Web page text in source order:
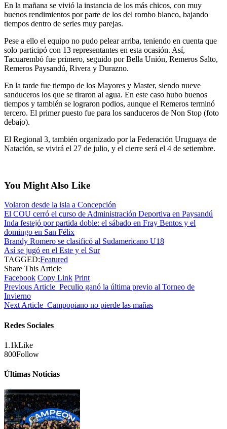
En la mañana se vivió la instancia de los más chicos, con muy
buenos rendimientos por parte de los del rombo blanco, bajando
tiempos dentro de series muy parejas.
Pese a ello el equipo no pudo pelear arriba, teniendo en cuenta que
solo participó con 13 representantes en esta ocasión. Así,
Tacuarembó fue primero, seguido por Bella Unión, Remeros Salto,
Remeros Paysandú, Rivera y Durazno.
En la tarde fue tiempo de los Mayores y Master, siendo nueve
sanduceros los que se tiraron al agua. En este caso hubo buenos
tiempos y también se lograron podios, aunque el Remeros terminó
tercero. El primer puesto fue para los sanduceros de Non Stop (foto
debajo).
El Regional 3, también organizado por la Federación Uruguaya de
Natación, se vivirá el 27 de julio, y el cierre será el 4 de setiembre.
You Might Also Like
Volaron desde la isla a Concepción
El COU cerró el curso de Administración Deportiva en Paysandú
Inda festejó por partida doble: el sábado en Fray Bentos y el
domingo en San Félix
Brandy Romero se clasificó al Sudamericano U18
Así se jugó en el Este y el Sur
TAGGED:Featured
Share This Article
Facebook Copy Link Print
Previous Article Peculio ganó la última previo al Torneo de
Invierno
Next Article Campopiano no pierde las mañas
Redes Sociales
1.1kLike
800Follow
Últimas Noticias